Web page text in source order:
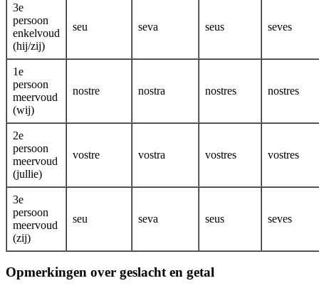
3e
persoon
enkelvoud
(hij/zij)
seu seva seus seves
1e
persoon
meervoud
(wij)
nostre nostra nostres nostres
2e
persoon
meervoud
(jullie)
vostre vostra vostres vostres
3e
persoon
meervoud
(zij)
seu seva seus seves
Opmerkingen over geslacht en getal